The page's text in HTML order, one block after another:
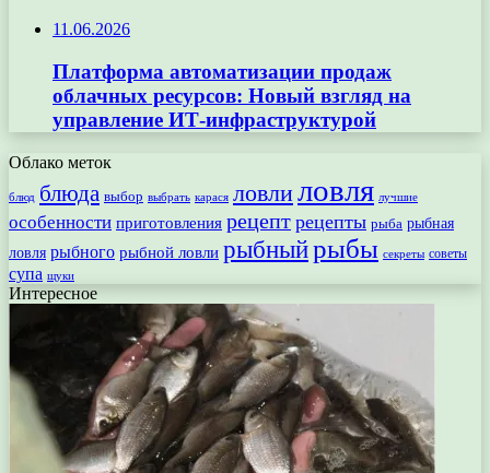
11.06.2026
Платформа автоматизации продаж
облачных ресурсов: Новый взгляд на
управление ИТ-инфраструктурой
Облако меток
блюд блюда выбор выбрать карася ловлиловля лучшие
особенности приготовления рецепт рецепты рыба рыбная
ловля рыбного рыбной ловли рыбныйрыбы секреты советы
супа щуки
Интересное